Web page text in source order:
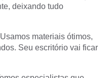
deixando tudo
materiais ótimos,
Seu escritório vai ficar